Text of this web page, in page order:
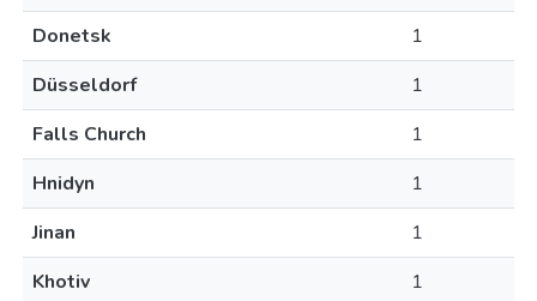
Donetsk
1
Düsseldorf
1
Falls Church
1
Hnidyn
1
Jinan
1
Khotiv
1